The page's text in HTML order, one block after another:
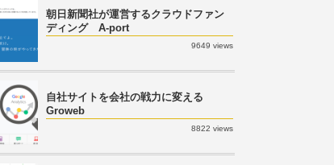
朝日新聞社が運営するクラウドファン
ディング A-port
9649 views
自社サイトを会社の戦力に変える
Groweb
8822 views